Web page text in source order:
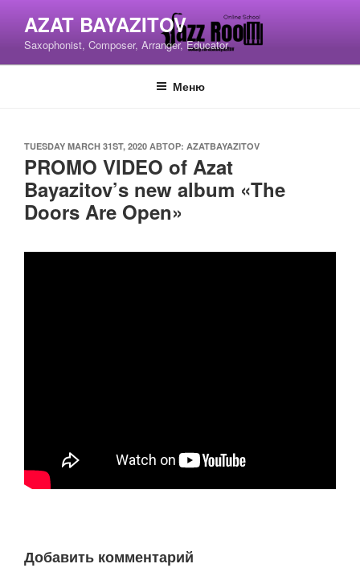
содержимому
AZAT BAYAZITOV
Saxophonist, Composer, Arranger, Educator
Меню
ОПУБЛИКОВАНО
TUESDAY MARCH 31ST, 2020 АВТОР: AZATBAYAZITOV
PROMO VIDEO of Azat
Bayazitov’s new album «The
Doors Are Open»
Добавить комментарий